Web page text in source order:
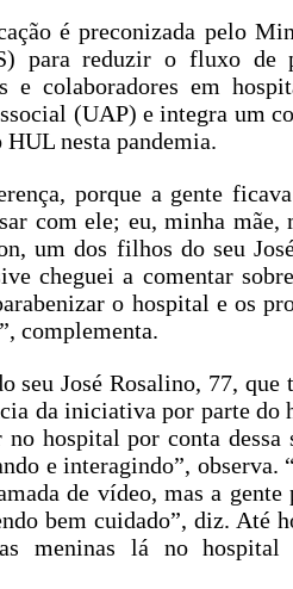
é preconizada pelo
para reduzir o fluxo de
e colaboradores em
(UAP) e integra um
nesta pandemia.
porque a gente
com ele; eu, minha mãe,
um dos filhos do seu
cheguei a comentar
o hospital e os
complementa.
seu José Rosalino, 77, que
da iniciativa por parte do
hospital por conta dessa
e interagindo”, observa.
de vídeo, mas a
bem cuidado”, diz. Até
meninas lá no hospital